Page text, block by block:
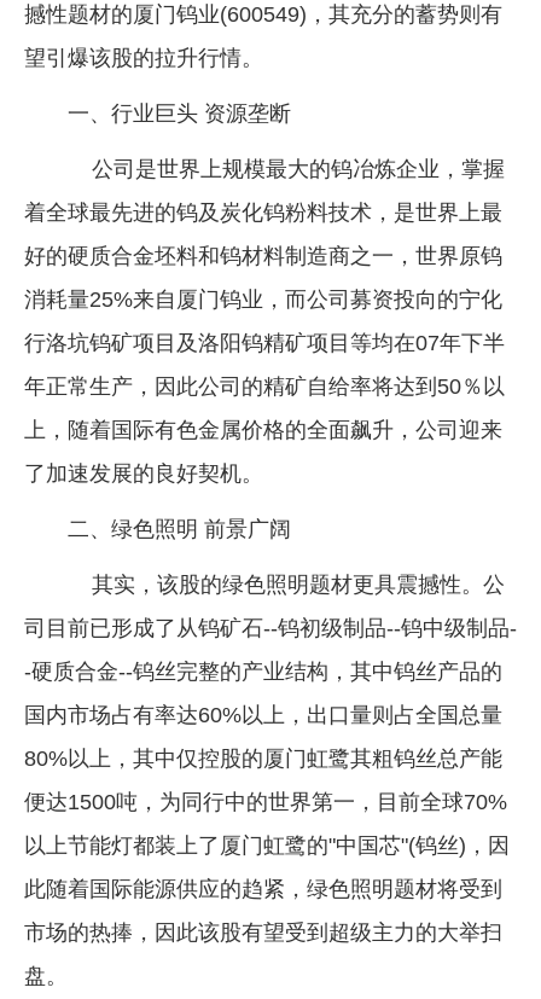
企业文化
《资源再生》杂志
行情报价
撼性题材的厦门钨业(600549)，其充分的蓄势则有
望引爆该股的拉升行情。
一、行业巨头 资源垄断
公司是世界上规模最大的钨冶炼企业，掌握
着全球最先进的钨及炭化钨粉料技术，是世界上最
好的硬质合金坯料和钨材料制造商之一，世界原钨
消耗量25%来自厦门钨业，而公司募资投向的宁化
行洛坑钨矿项目及洛阳钨精矿项目等均在07年下半
年正常生产，因此公司的精矿自给率将达到50％以
上，随着国际有色金属价格的全面飙升，公司迎来
了加速发展的良好契机。
二、绿色照明 前景广阔
其实，该股的绿色照明题材更具震撼性。公
司目前已形成了从钨矿石--钨初级制品--钨中级制品-
-硬质合金--钨丝完整的产业结构，其中钨丝产品的
国内市场占有率达60%以上，出口量则占全国总量
80%以上，其中仅控股的厦门虹鹭其粗钨丝总产能
便达1500吨，为同行中的世界第一，目前全球70%
以上节能灯都装上了厦门虹鹭的"中国芯"(钨丝)，因
此随着国际能源供应的趋紧，绿色照明题材将受到
市场的热捧，因此该股有望受到超级主力的大举扫
盘。